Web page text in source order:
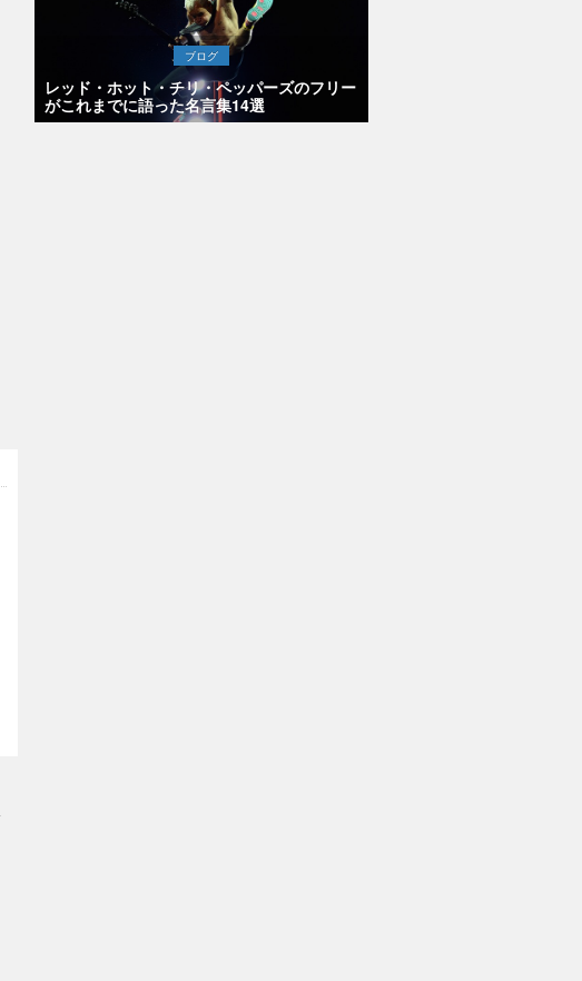
ブログ
レッド・ホット・チリ・ペッパーズのフリー
がこれまでに語った名言集14選